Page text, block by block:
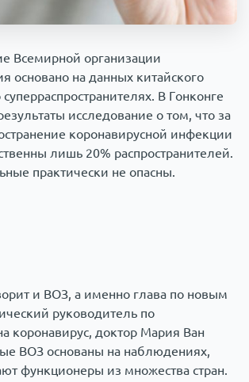
Всемирной организации
основано на данных китайского
В Гонконге
исследование о том, что за
коронавирусной инфекции
лишь 20% распространителей.
практически не опасны.
и ВОЗ, а именно глава по новым
руководитель по
коронавирус, доктор Мария Ван
ВОЗ основаны на наблюдениях,
функционеры из множества стран.